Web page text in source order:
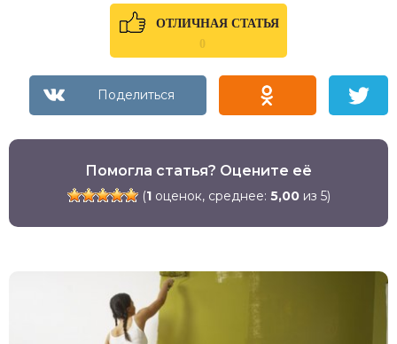
ОТЛИЧНАЯ СТАТЬЯ
0
Помогла статья? Оцените её
(1оценок, среднее: 5,00из 5)